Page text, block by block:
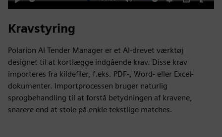
Play Mute Settings
PIP
Enter
Kravstyring
Polarion AI Tender Manager er et AI-drevet værktøj
designet til at kortlægge indgående krav. Disse krav
importeres fra kildefiler, f.eks. PDF-, Word- eller Excel-
dokumenter. Importprocessen bruger naturlig
sprogbehandling til at forstå betydningen af kravene,
snarere end at stole på enkle tekstlige matches.